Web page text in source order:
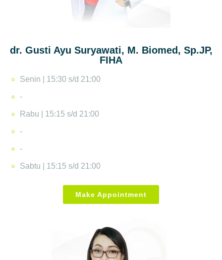
dr. Gusti Ayu Suryawati, M. Biomed, Sp.JP,
FIHA
Senin | 15:30 s/d 21:00
-
Rabu | 15:15 s/d 21:00
-
-
Sabtu | 15:15 s/d 21:00
Make Appointment